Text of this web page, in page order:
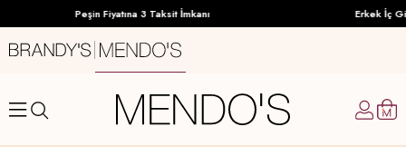
Peşin Fiyatına 3 Taksit İmkanı Erkek İç